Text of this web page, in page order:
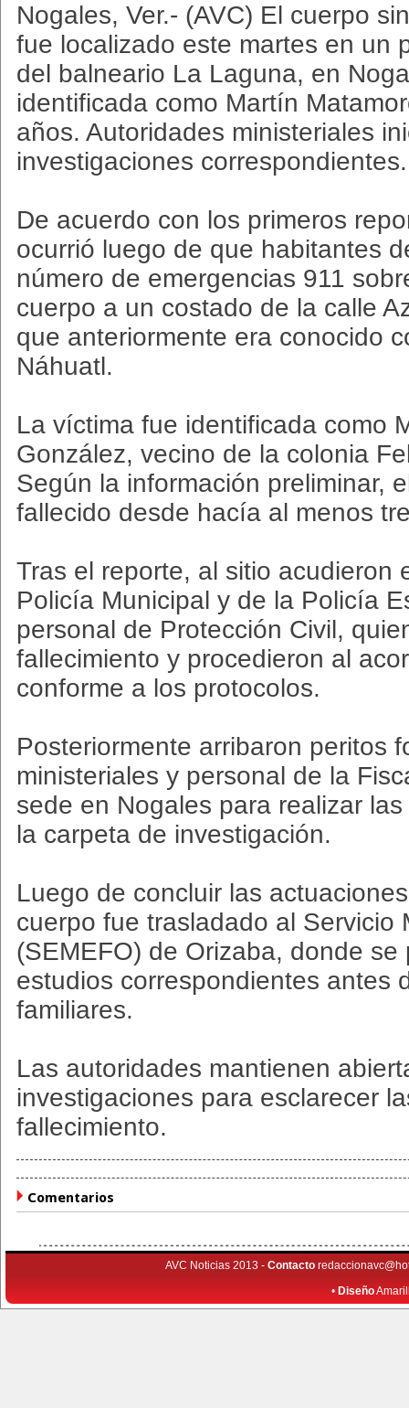
Nogales, Ver.- (AVC) El cuerpo
fue localizado este martes en un
del balneario La Laguna, en
identificada como Martín
años. Autoridades ministeriales
investigaciones correspondientes.
De acuerdo con los primeros
ocurrió luego de que habitantes
número de emergencias 911
cuerpo a un costado de la calle
que anteriormente era conocido
Náhuatl.
La víctima fue identificada como
González, vecino de la colonia
Según la información preliminar,
fallecido desde hacía al menos
Tras el reporte, al sitio acudieron
Policía Municipal y de la Policía
personal de Protección Civil,
fallecimiento y procedieron al
conforme a los protocolos.
Posteriormente arribaron peritos
ministeriales y personal de la
sede en Nogales para realizar
la carpeta de investigación.
Luego de concluir las
cuerpo fue trasladado al Servicio
(SEMEFO) de Orizaba, donde se
estudios correspondientes antes
familiares.
Las autoridades mantienen
investigaciones para esclarecer
fallecimiento.
Comentarios
AVC Noticias 2013 - Contacto
• Diseño